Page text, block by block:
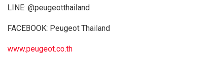
LINE: @peugeotthailand
FACEBOOK: Peugeot Thailand
www.peugeot.co.th